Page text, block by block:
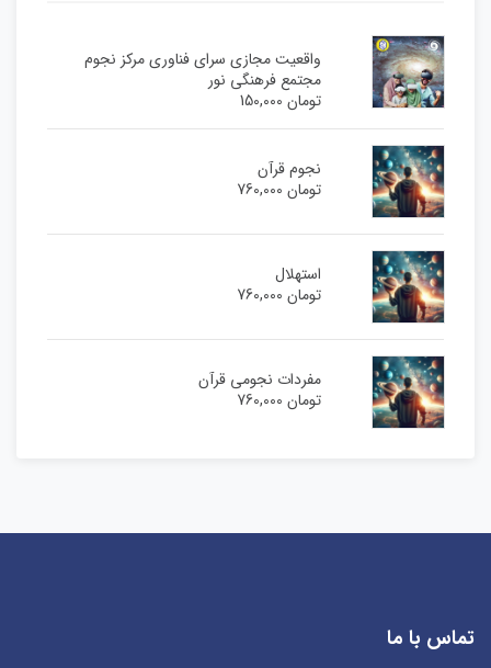
واقعیت مجازی سرای فناوری مرکز نجوم
مجتمع فرهنگی نور
تومان150,000
نجوم قرآن
تومان760,000
استهلال
تومان760,000
مفردات نجومی قرآن
تومان760,000
تماس با ما